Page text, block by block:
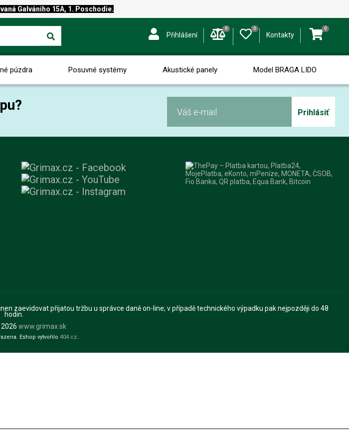
Galvániho 15A, 1. Poschodie.
Přihlášení
0 0
Kontakty
0
púzdra Posuvné systémy Akustické panely Model BRAGA LIDO
Prihlásiť
zaevidovat přijatou tržbu u správce daně on-line; v případě technického výpadku pak nejpozději do 48
hodin.
www.grimax.sk
Eshop vytvořilo 404.cz.